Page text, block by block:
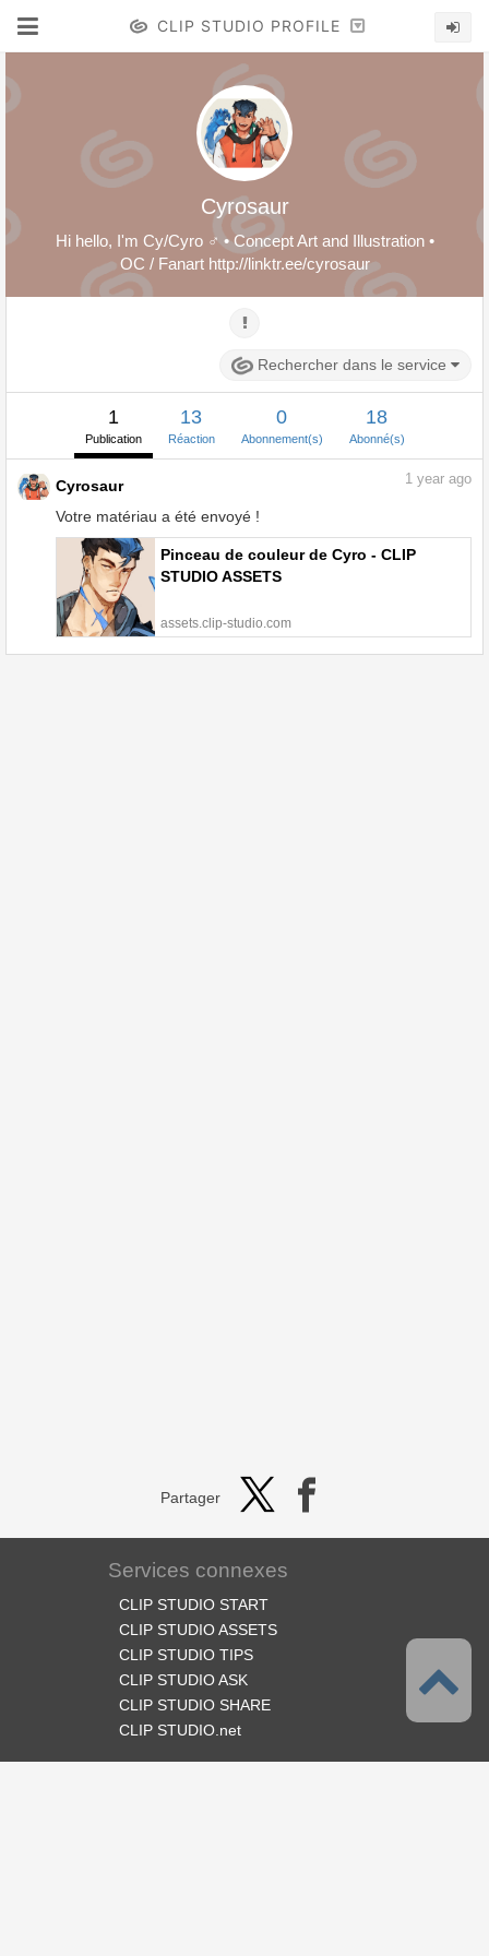
CLIP STUDIO PROFILE
Cyrosaur
Hi hello, I'm Cy/Cyro ♂ • Concept Art and Illustration •
OC / Fanart http://linktr.ee/cyrosaur
Rechercher dans le service
1
Publication
13
Réaction
0
Abonnement(s)
18
Abonné(s)
Cyrosaur
Votre matériau a été envoyé !
1 year ago
Pinceau de couleur de Cyro - CLIP
STUDIO ASSETS
assets.clip-studio.com
Partager
Services connexes
CLIP STUDIO START
CLIP STUDIO ASSETS
CLIP STUDIO TIPS
CLIP STUDIO ASK
CLIP STUDIO SHARE
CLIP STUDIO.net